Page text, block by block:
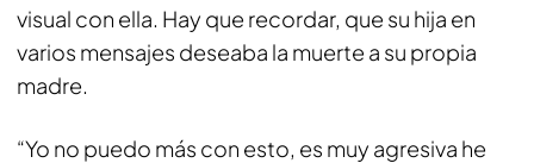
visual con ella. Hay que recordar, que su hija en
varios mensajes deseaba la muerte a su propia
madre.
“Yo no puedo más con esto, es muy agresiva he